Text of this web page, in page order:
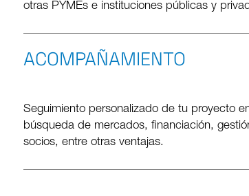
otras PYMEs e instituciones públicas y
ACOMPAÑAMIENTO
Seguimiento personalizado de tu proyecto
búsqueda de mercados, financiación,
socios, entre otras ventajas.